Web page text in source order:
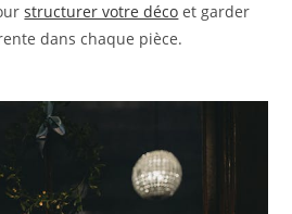
structurer votre déco et garder
dans chaque pièce.